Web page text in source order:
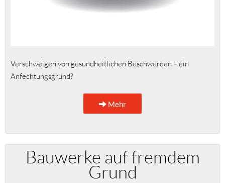
Verschweigen von gesundheitlichen Beschwerden – ein
Anfechtungsgrund?
Mehr
Bauwerke auf fremdem
Grund